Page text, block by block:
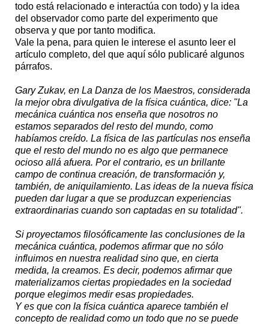
todo está relacionado e interactúa con todo) y la idea
del observador como parte del experimento que
observa y que por tanto modifica.
Vale la pena, para quien le interese el asunto leer el
artículo completo, del que aquí sólo publicaré algunos
párrafos.
Gary Zukav, en La Danza de los Maestros, considerada
la mejor obra divulgativa de la física cuántica, dice: "La
mecánica cuántica nos enseña que nosotros no
estamos separados del resto del mundo, como
habíamos creído. La física de las partículas nos enseña
que el resto del mundo no es algo que permanece
ocioso allá afuera. Por el contrario, es un brillante
campo de continua creación, de transformación y,
también, de aniquilamiento. Las ideas de la nueva física
pueden dar lugar a que se produzcan experiencias
extraordinarias cuando son captadas en su totalidad".
Si proyectamos filosóficamente las conclusiones de la
mecánica cuántica, podemos afirmar que no sólo
influimos en nuestra realidad sino que, en cierta
medida, la creamos. Es decir, podemos afirmar que
materializamos ciertas propiedades en la sociedad
porque elegimos medir esas propiedades.
Y es que con la física cuántica aparece también el
concepto de realidad como un todo que no se puede